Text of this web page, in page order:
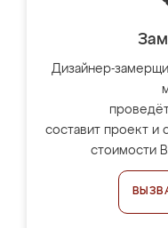
Дизайнер-
составит проект и
стоимости